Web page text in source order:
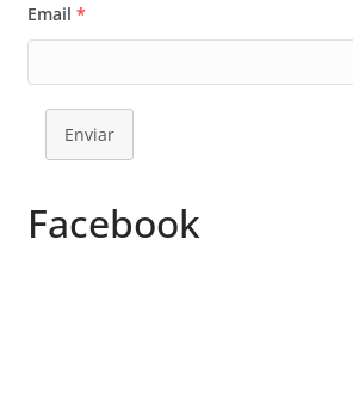
Email *
Enviar
Facebook